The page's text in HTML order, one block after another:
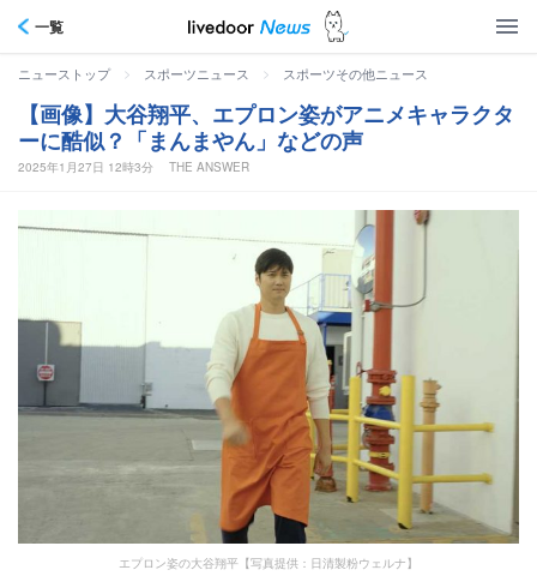
一覧
ニューストップ > スポーツニュース > スポーツその他ニュース
【画像】大谷翔平、エプロン姿がアニメキャラクタ
ーに酷似？「まんまやん」などの声
2025年1月27日 12時3分 THE ANSWER
エプロン姿の大谷翔平【写真提供：日清製粉ウェルナ】